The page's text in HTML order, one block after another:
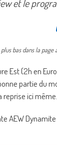
et le
bas dans la page
Est (2h en
partie du
reprise ici même.
AEW